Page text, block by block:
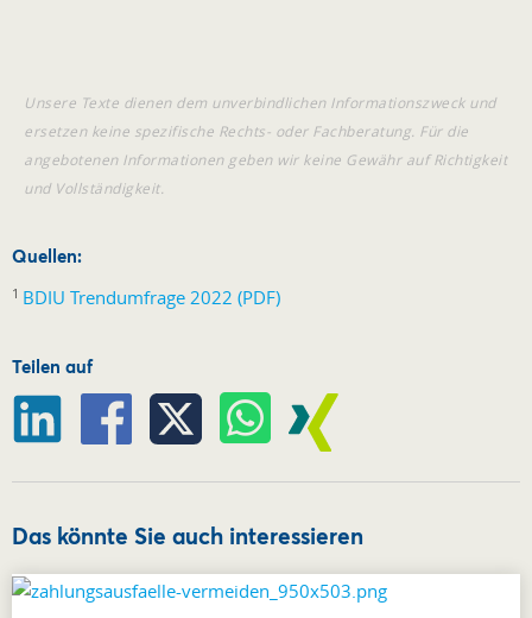
Unsere Texte dienen dem unverbindlichen Informationszweck und
ersetzen keine spezifische Rechts- oder Fachberatung. Für die
angebotenen Informationen geben wir keine Gewähr auf Richtigkeit
und Vollständigkeit.
Quellen:
1 BDIU Trendumfrage 2022 (PDF)
Teilen auf
Das könnte Sie auch interessieren